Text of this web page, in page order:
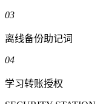
03
离线备份助记词
04
学习转账授权